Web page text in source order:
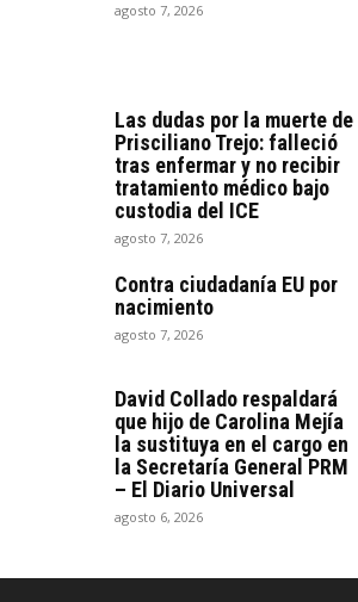
agosto 7, 2026
Las dudas por la muerte de
Prisciliano Trejo: falleció
tras enfermar y no recibir
tratamiento médico bajo
custodia del ICE
agosto 7, 2026
Contra ciudadanía EU por
nacimiento
agosto 7, 2026
David Collado respaldará
que hijo de Carolina Mejía
la sustituya en el cargo en
la Secretaría General PRM
– El Diario Universal
agosto 6, 2026